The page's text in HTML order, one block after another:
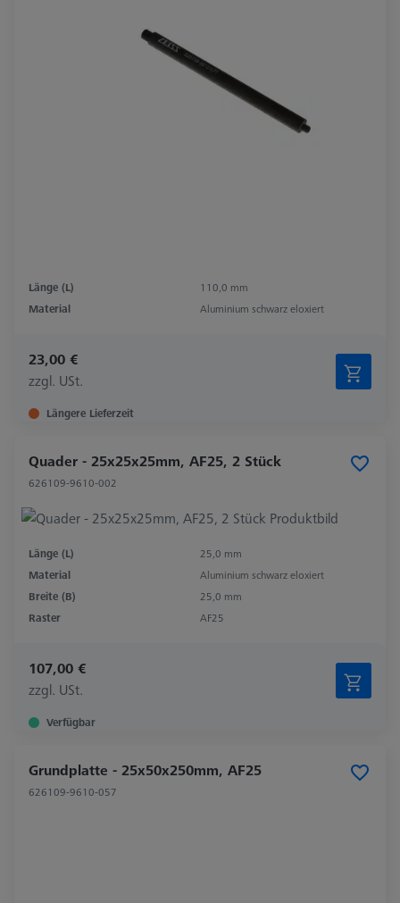
Länge (L)
110,0 mm
Material
Aluminium schwarz eloxiert
23,00 €
zzgl. USt.
Längere Lieferzeit
Quader - 25x25x25mm, AF25, 2 Stück
626109-9610-002
Länge (L)
25,0 mm
Material
Aluminium schwarz eloxiert
Breite (B)
25,0 mm
Raster
AF25
107,00 €
zzgl. USt.
Verfügbar
Grundplatte - 25x50x250mm, AF25
626109-9610-057